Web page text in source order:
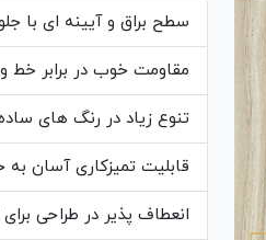
سطح براق و آیینه ای با
مقاومت خوب در برابر
تنوع زیاد در رنگ های
قابلیت تمیزکاری آسان
انعطاف پذیر در طراحی